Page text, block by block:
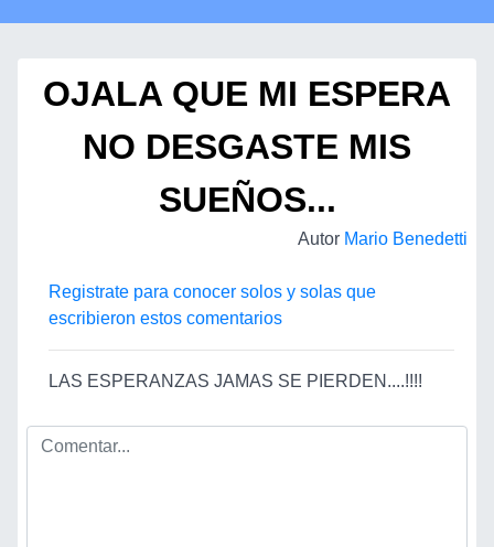
OJALA QUE MI ESPERA
NO DESGASTE MIS
SUEÑOS...
Autor Mario Benedetti
Registrate para conocer solos y solas que
escribieron estos comentarios
LAS ESPERANZAS JAMAS SE PIERDEN....!!!!